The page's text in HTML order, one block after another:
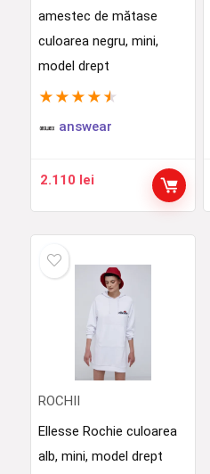
amestec de mătase
culoarea negru, mini,
model drept
★ ★ ★ ★ ★
answear
2.110 lei
ROCHII
Ellesse Rochie culoarea
alb, mini, model drept